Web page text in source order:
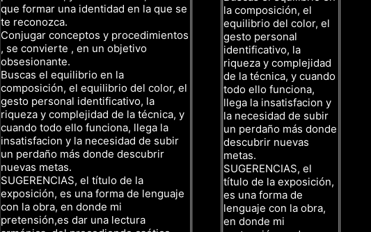
que formar una identidad en la que se
te reconozca.
Conjugar conceptos y procedimientos
, se convierte , en un objetivo
obsesionante.
Buscas el equilibrio en la
composición, el equilibrio del color, el
gesto personal identificativo, la
riqueza y complejidad de la técnica, y
cuando todo ello funciona, llega la
insatisfacion y la necesidad de subir
un perdaño más donde descubrir
nuevas metas.
SUGERENCIAS, el título de la
exposición, es una forma de lenguaje
con la obra, en donde mi
pretensión,es dar una lectura
la composición, el
equilibrio del color, el
gesto personal
identificativo, la
riqueza y complejidad
de la técnica, y cuando
todo ello funciona,
llega la insatisfacion y
la necesidad de subir
un perdaño más donde
descubrir nuevas
metas.
SUGERENCIAS, el
título de la exposición,
es una forma de
lenguaje con la obra,
en donde mi